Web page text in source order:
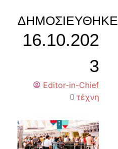
ΔΗΜΟΣΙΕΎΘΗΚΕ
16.10.202
3
Editor-in-Chief
τέχνη